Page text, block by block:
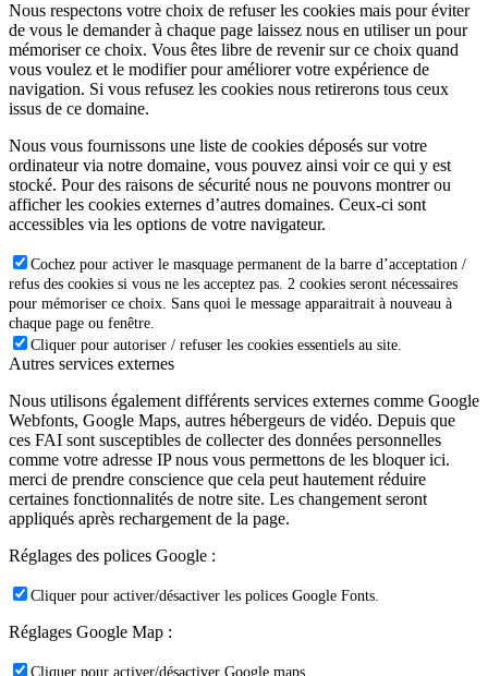
Nous respectons votre choix de refuser les cookies mais pour éviter
de vous le demander à chaque page laissez nous en utiliser un pour
mémoriser ce choix. Vous êtes libre de revenir sur ce choix quand
vous voulez et le modifier pour améliorer votre expérience de
navigation. Si vous refusez les cookies nous retirerons tous ceux
issus de ce domaine.
Nous vous fournissons une liste de cookies déposés sur votre
ordinateur via notre domaine, vous pouvez ainsi voir ce qui y est
stocké. Pour des raisons de sécurité nous ne pouvons montrer ou
afficher les cookies externes d’autres domaines. Ceux-ci sont
accessibles via les options de votre navigateur.
Cochez pour activer le masquage permanent de la barre d’acceptation /
refus des cookies si vous ne les acceptez pas. 2 cookies seront nécessaires
pour mémoriser ce choix. Sans quoi le message apparaitrait à nouveau à
chaque page ou fenêtre.
Cliquer pour autoriser / refuser les cookies essentiels au site.
Autres services externes
Nous utilisons également différents services externes comme Google
Webfonts, Google Maps, autres hébergeurs de vidéo. Depuis que
ces FAI sont susceptibles de collecter des données personnelles
comme votre adresse IP nous vous permettons de les bloquer ici.
merci de prendre conscience que cela peut hautement réduire
certaines fonctionnalités de notre site. Les changement seront
appliqués après rechargement de la page.
Réglages des polices Google :
Cliquer pour activer/désactiver les polices Google Fonts.
Réglages Google Map :
Cliquer pour activer/désactiver Google maps.